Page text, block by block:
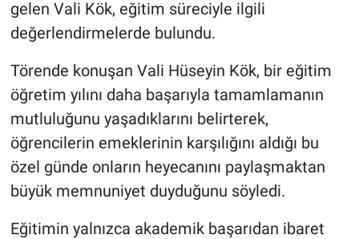
gelen Vali Kök, eğitim süreciyle ilgili
değerlendirmelerde bulundu.
Törende konuşan Vali Hüseyin Kök, bir eğitim
öğretim yılını daha başarıyla tamamlamanın
mutluluğunu yaşadıklarını belirterek,
öğrencilerin emeklerinin karşılığını aldığı bu
özel günde onların heyecanını paylaşmaktan
büyük memnuniyet duyduğunu söyledi.
Eğitimin yalnızca akademik başarıdan ibaret
Magazin
Çevre
Haberde İnsan